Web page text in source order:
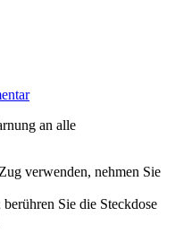
an alle
verwenden, nehmen Sie
Sie die Steckdose